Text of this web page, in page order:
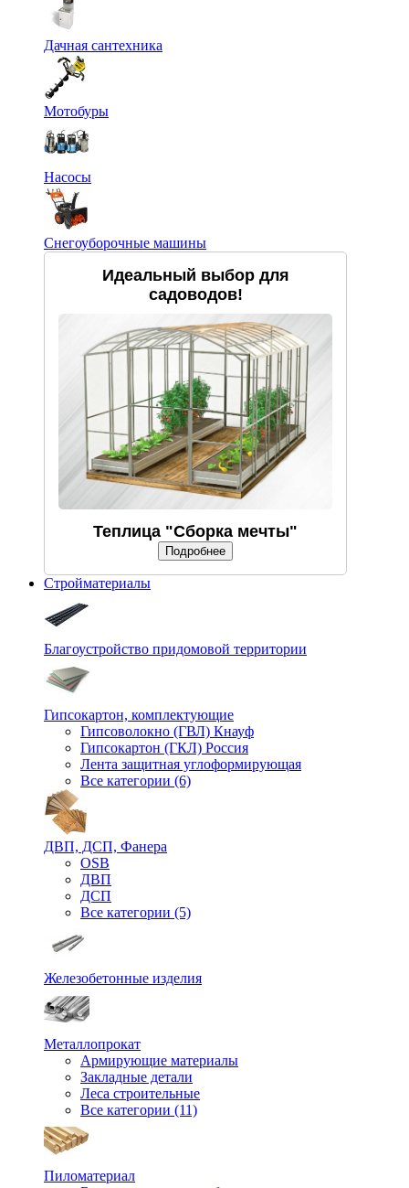
Дачная сантехника
Мотобуры
Насосы
Снегоуборочные машины
Идеальный выбор для
садоводов!
Теплица "Сборка мечты"
Подробнее
Стройматериалы
Благоустройство придомовой территории
Гипсокартон, комплектующие
Гипсоволокно (ГВЛ) Кнауф
Гипсокартон (ГКЛ) Россия
Лента защитная углоформирующая
Все категории (6)
ДВП, ДСП, Фанера
OSB
ДВП
ДСП
Все категории (5)
Железобетонные изделия
Металлопрокат
Армирующие материалы
Закладные детали
Леса строительные
Все категории (11)
Пиломатериал